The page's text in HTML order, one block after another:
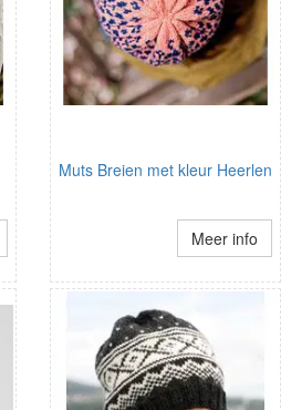
Muts Breien met kleur Heerlen
Meer info